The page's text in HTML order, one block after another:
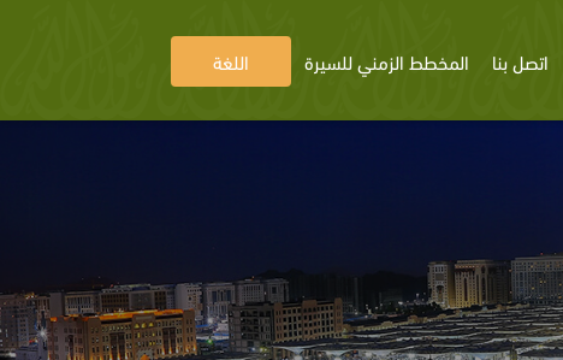
اتصل بنا المخطط الزمني للسيرة اللغة